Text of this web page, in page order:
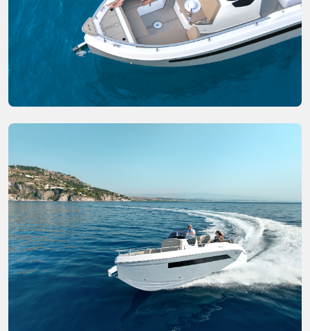
Standaard upholstery buiten
Telescopische RVS ladder
Water tank